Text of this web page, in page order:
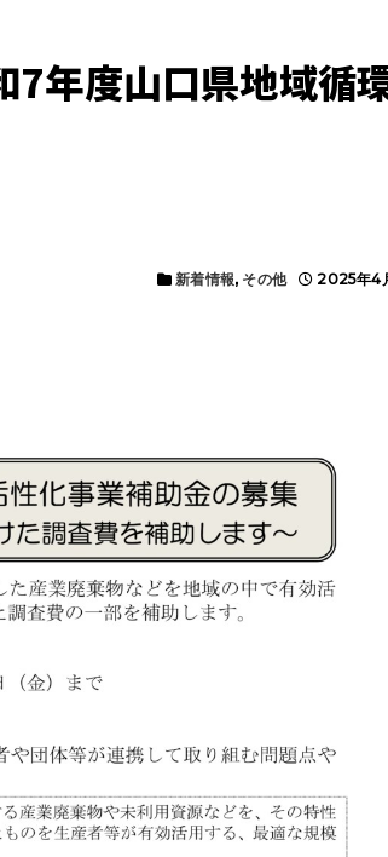
7年度山口県地域循
2025年4
新着情報, その他